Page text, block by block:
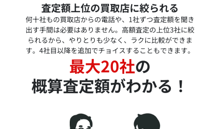
査定額上位の買取店に絞られる
何十社もの買取店からの電話や、1社ずつ査定額を聞き
出す手間は必要はありません。高額査定の上位3社に絞
られるから、やりとりも少なく、ラクに比較ができま
す。4社目以降を追加でチョイスすることもできます。
最大20社の
概算査定額がわかる！